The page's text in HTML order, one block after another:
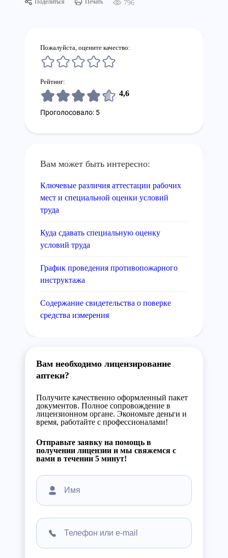
Поделиться Печать 796
Пожалуйста, оцените качество:
Рейтинг:
4,6
Проголосовало: 5
Вам может быть интересно:
Ключевые различия аттестации рабочих
мест и специальной оценки условий
труда
Куда сдавать специальную оценку
условий труда
График проведения противопожарного
инструктажа
Содержание свидетельства о поверке
средства измерения
Вам необходимо лицензирование
аптеки?
Получите качественно оформленный пакет
документов. Полное сопровождение в
лицензионном органе. Экономьте деньги и
время, работайте с профессионалами!
Отправьте заявку на помощь в
получении лицензии и мы свяжемся с
вами в течении 5 минут!